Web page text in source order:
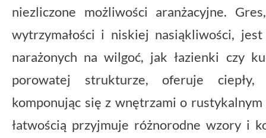
niezliczone możliwości aranżacyjne.
wytrzymałości i niskiej nasiąkliwości,
narażonych na wilgoć, jak łazienki czy
porowatej strukturze, oferuje
komponując się z wnętrzami o
łatwością przyjmuje różnorodne wzory i